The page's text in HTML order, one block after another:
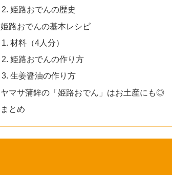
姫路おでんの歴史
姫路おでんの基本レシピ
材料（4人分）
姫路おでんの作り方
生姜醤油の作り方
ヤマサ蒲鉾の「姫路おでん」はお土産にも◎
まとめ